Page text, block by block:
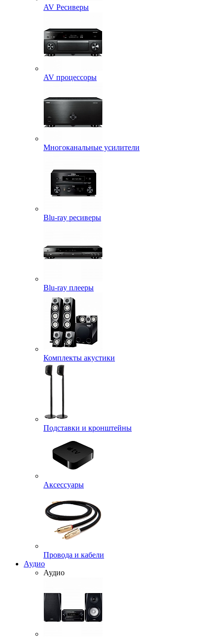
AV Ресиверы
AV процессоры
Многоканальные усилители
Blu-ray ресиверы
Blu-ray плееры
Комплекты акустики
Подставки и кронштейны
Аксессуары
Провода и кабели
Аудио
Аудио